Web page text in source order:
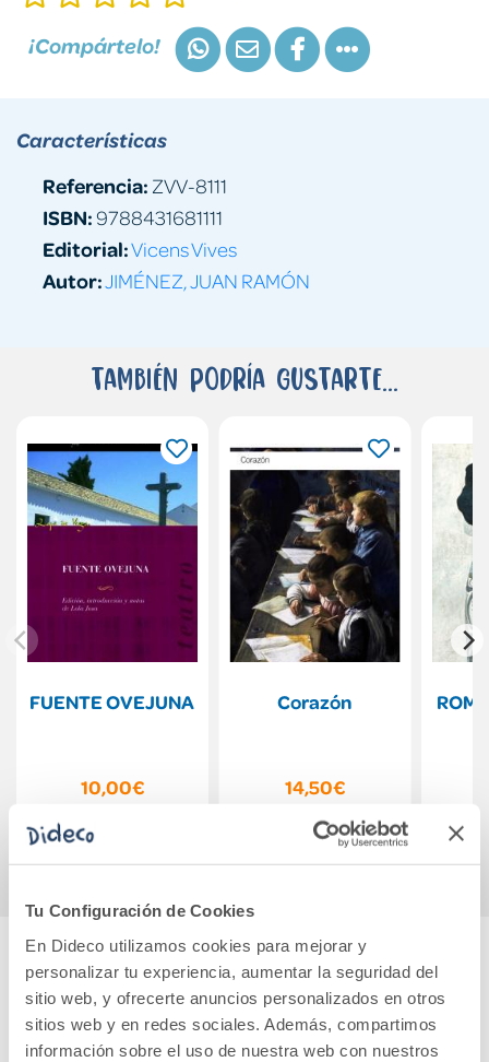
Tu Configuración de Cookies
En Dideco utilizamos cookies para mejorar y
personalizar tu experiencia, aumentar la seguridad del
sitio web, y ofrecerte anuncios personalizados en otros
sitios web y en redes sociales. Además, compartimos
información sobre el uso de nuestra web con nuestros
¡Compártelo!
Características
Referencia: ZVV-8111
ISBN:9788431681111
Editorial:Vicens Vives
Autor:JIMÉNEZ, JUAN RAMÓN
También podría gustarte...
FUENTE OVEJUNA
10,00€
Comprar
Corazón
14,50€
Comprar
Cuéntanos tu opinión
¡Sé el primero en valorar este producto!